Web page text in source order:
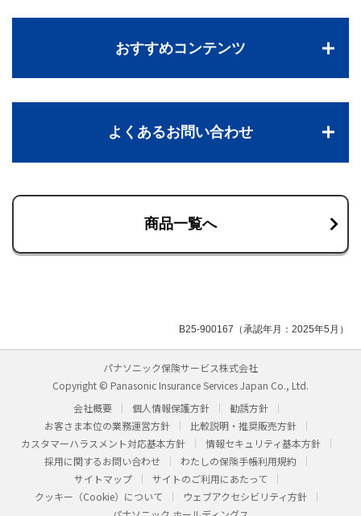
おすすめコンテンツ
よくあるお問い合わせ
商品一覧へ
B25-900167（承認年月：2025年5月）
パナソニック保険サービス株式会社
Copyright © Panasonic Insurance Services Japan Co., Ltd.
会社概要
個人情報保護方針
勧誘方針
お客さま本位の業務運営方針
比較説明・推奨販売方針
カスタマーハラスメント対応基本方針
情報セキュリティ基本方針
採用に関するお問い合わせ
わたしの保険手帳利用規約
サイトマップ
サイトのご利用にあたって
クッキー（Cookie）について
ウェブアクセシビリティ方針